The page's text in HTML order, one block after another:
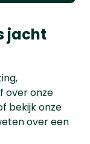
jacht
over onze
bekijk onze
over een